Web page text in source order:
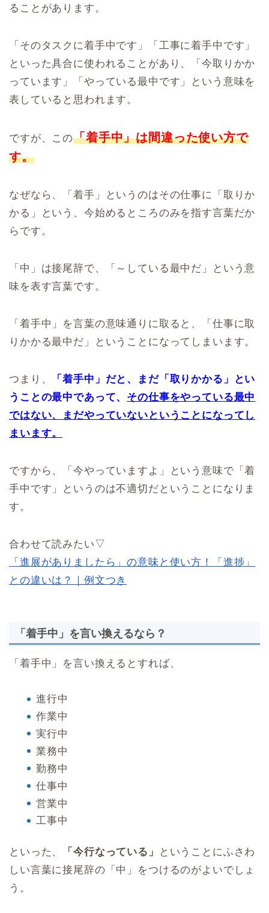
ることがあります。
「そのタスクに着手中です」「工事に着手中です」
といった具合に使われることがあり、「今取りかか
っています」「やっている最中です」という意味を
表していると思われます。
ですが、この「着手中」は間違った使い方で
す。
なぜなら、「着手」というのはその仕事に「取りか
かる」という、今始めるところのみを指す言葉だか
らです。
「中」は接尾辞で、「～している最中だ」という意
味を表す言葉です。
「着手中」を言葉の意味通りに取ると、「仕事に取
りかかる最中だ」ということになってしまいます。
つまり、
「着手中」だと、まだ「取りかかる」とい
うことの最中であって、 その仕事をやっている最中
ではない、まだやっていないということになってし
まいます。
ですから、「今やっていますよ」という意味で「着
手中です」というのは不適切だということになりま
す。
合わせて読みたい▽
「進展がありましたら」の意味と使い方！「進捗」
との違いは？｜例文つき
「着手中」を言い換えるなら？
「着手中」を言い換えるとすれば、
進行中
作業中
実行中
業務中
勤務中
仕事中
営業中
工事中
といった、 「今行なっている」
ということにふさわ
しい言葉に接尾辞の「中」をつけるのがよいでしょ
う。